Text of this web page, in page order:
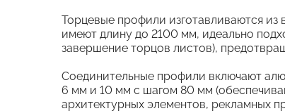
Торцевые профили изготавливаются
имеют длину до 2100 мм, идеально
завершение торцов листов),
Соединительные профили включают
6 мм и 10 мм с шагом 80 мм
архитектурных элементов, рекламных